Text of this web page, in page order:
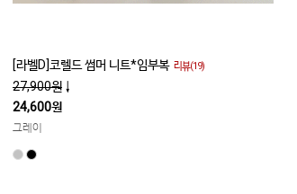
[라벨D]코렐드 썸머 니트*임부복 리뷰(19)
27,900원 ↓
24,600원
그레이